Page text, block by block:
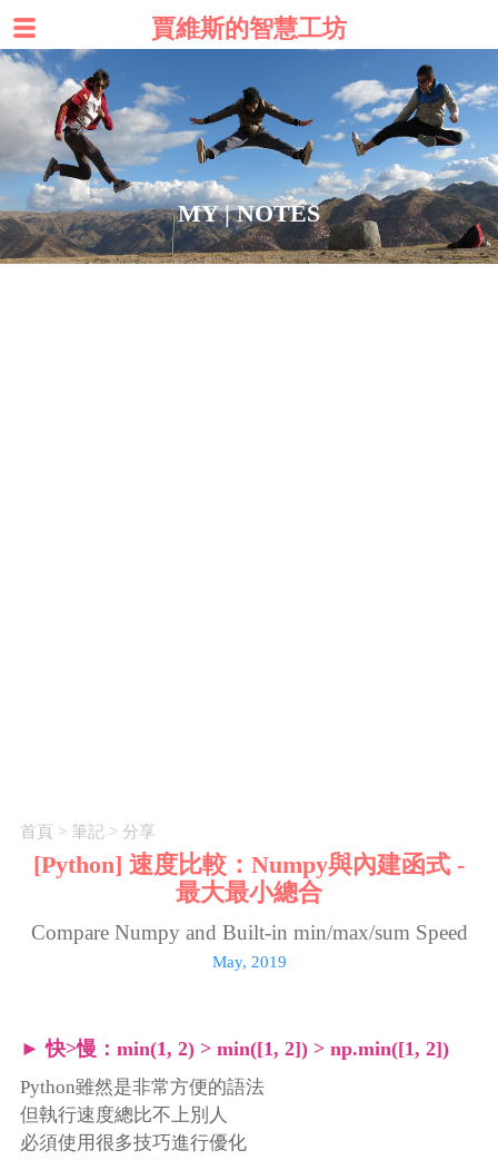
MY | NOTES
首頁 > 筆記 > 分享
[Python] 速度比較：Numpy與內建函式 -
最大最小總合
Compare Numpy and Built-in min/max/sum Speed
May, 2019
快>慢：min(1, 2) > min([1, 2]) > np.min([1, 2])
Python雖然是非常方便的語法
但執行速度總比不上別人
必須使用很多技巧進行優化
賈維斯的智慧工坊